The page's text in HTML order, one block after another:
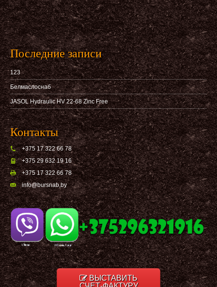
Последние записи
123
Белмаслоснаб
JASOL Hydraulic HV 22-68 Zinc Free
Контакты
+375 17 322 66 78
+375 29 632 19 16
+375 17 322 66 78
info@bursnab,by
ВЫСТАВИТЬ